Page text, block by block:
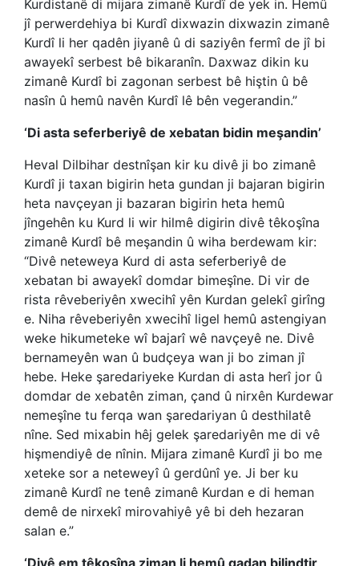
Kurdistanê di mijara zimanê Kurdî de yek in. Hemû
jî perwerdehiya bi Kurdî dixwazin dixwazin zimanê
Kurdî li her qadên jiyanê û di saziyên fermî de jî bi
awayekî serbest bê bikaranîn. Daxwaz dikin ku
zimanê Kurdî bi zagonan serbest bê hiştin û bê
nasîn û hemû navên Kurdî lê bên vegerandin.”
‘Di asta seferberiyê de xebatan bidin meşandin’
Heval Dilbihar destnîşan kir ku divê ji bo zimanê
Kurdî ji taxan bigirin heta gundan ji bajaran bigirin
heta navçeyan ji bazaran bigirin heta hemû
jîngehên ku Kurd li wir hilmê digirin divê têkoşîna
zimanê Kurdî bê meşandin û wiha berdewam kir:
“Divê neteweya Kurd di asta seferberiyê de
xebatan bi awayekî domdar bimeşîne. Di vir de
rista rêveberiyên xwecihî yên Kurdan gelekî girîng
e. Niha rêveberiyên xwecihî ligel hemû astengiyan
weke hikumeteke wî bajarî wê navçeyê ne. Divê
bernameyên wan û budçeya wan ji bo ziman jî
hebe. Heke şaredariyeke Kurdan di asta herî jor û
domdar de xebatên ziman, çand û nirxên Kurdewar
nemeşîne tu ferqa wan şaredariyan û desthilatê
nîne. Sed mixabin hêj gelek şaredariyên me di vê
hişmendiyê de nînin. Mijara zimanê Kurdî ji bo me
xeteke sor a neteweyî û gerdûnî ye. Ji ber ku
zimanê Kurdî ne tenê zimanê Kurdan e di heman
demê de nirxekî mirovahiyê yê bi deh hezaran
salan e.”
‘Divê em têkoşîna ziman li hemû qadan bilindtir